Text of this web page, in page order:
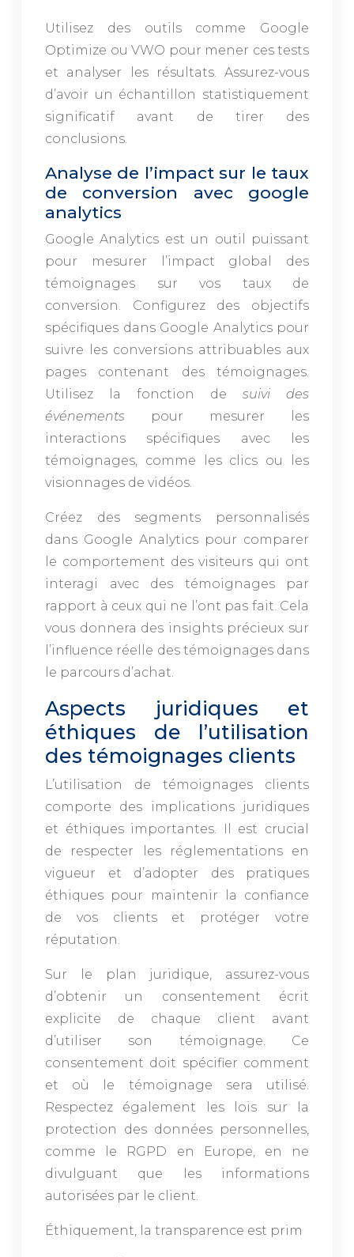
Utilisez des outils comme Google
Optimize ou VWO pour mener ces tests
et analyser les résultats. Assurez-vous
d’avoir un échantillon statistiquement
significatif avant de tirer des
conclusions.
Analyse de l’impact sur le taux
de conversion avec google
analytics
Google Analytics est un outil puissant
pour mesurer l’impact global des
témoignages sur vos taux de
conversion. Configurez des objectifs
spécifiques dans Google Analytics pour
suivre les conversions attribuables aux
pages contenant des témoignages.
Utilisez la fonction de suivi des
événements
pour mesurer les
interactions spécifiques avec les
témoignages, comme les clics ou les
visionnages de vidéos.
Créez des segments personnalisés
dans Google Analytics pour comparer
le comportement des visiteurs qui ont
interagi avec des témoignages par
rapport à ceux qui ne l’ont pas fait. Cela
vous donnera des insights précieux sur
l’influence réelle des témoignages dans
le parcours d’achat.
Aspects juridiques et
éthiques de l’utilisation
des témoignages clients
L’utilisation de témoignages clients
comporte des implications juridiques
et éthiques importantes. Il est crucial
de respecter les réglementations en
vigueur et d’adopter des pratiques
éthiques pour maintenir la confiance
de vos clients et protéger votre
réputation.
Sur le plan juridique, assurez-vous
d’obtenir un consentement écrit
explicite de chaque client avant
d’utiliser son témoignage. Ce
consentement doit spécifier comment
et où le témoignage sera utilisé.
Respectez également les lois sur la
protection des données personnelles,
comme le RGPD en Europe, en ne
divulguant que les informations
autorisées par le client.
Éthiquement, la transparence est prim